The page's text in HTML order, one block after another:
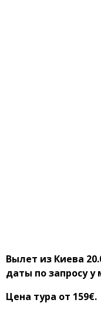
Вылет из Киева
даты по запросу
Цена тура от 159€.